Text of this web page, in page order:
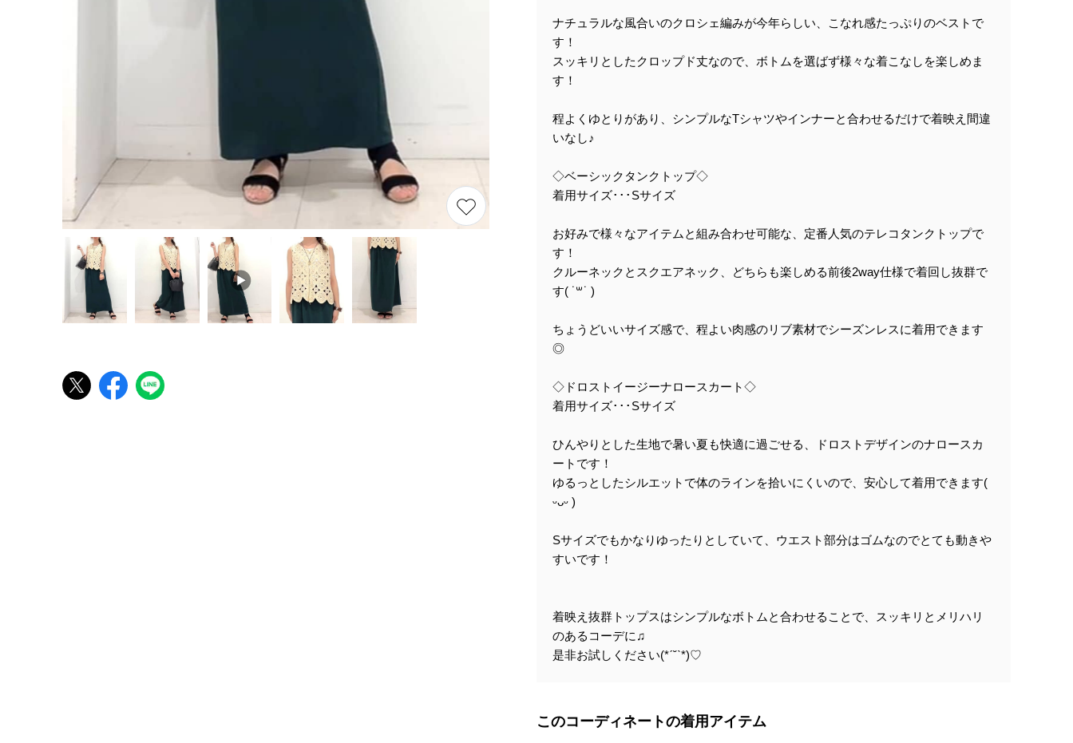
ナチュラルな風合いのクロシェ編みが今年らしい、こなれ感たっぷりのベストで
す！
スッキリとしたクロップド丈なので、ボトムを選ばず様々な着こなしを楽しめま
す！
程よくゆとりがあり、シンプルなTシャツやインナーと合わせるだけで着映え間違
いなし♪
◇ベーシックタンクトップ◇
着用サイズ･･･Sサイズ
お好みで様々なアイテムと組み合わせ可能な、定番人気のテレコタンクトップで
す！
クルーネックとスクエアネック、どちらも楽しめる前後2way仕様で着回し抜群で
す( ˙꒳​˙ )
ちょうどいいサイズ感で、程よい肉感のリブ素材でシーズンレスに着用できます
◎
◇ドロストイージーナロースカート◇
着用サイズ･･･Sサイズ
ひんやりとした生地で暑い夏も快適に過ごせる、ドロストデザインのナロースカ
ートです！
ゆるっとしたシルエットで体のラインを拾いにくいので、安心して着用できます(
ᵕᴗᵕ )
Sサイズでもかなりゆったりとしていて、ウエスト部分はゴムなのでとても動きや
すいです！
着映え抜群トップスはシンプルなボトムと合わせることで、スッキリとメリハリ
のあるコーデに♫
是非お試しください(*ˊ˘ˋ*)♡
このコーディネートの着用アイテム